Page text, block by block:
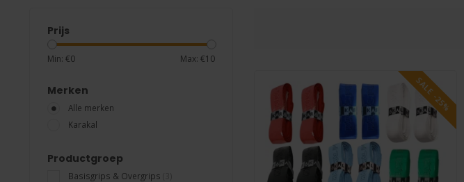
Prijs
Min: €0 Max: €10
Merken
Alle merken
Karakal
Productgroep
Basisgrips & Overgrips
SALE -25%